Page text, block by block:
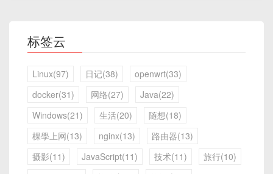
标签云
Linux(97) 日记(38)
openwrt(33)
docker(31)
网络(27)
Java(22)
Windows(21)
生活(20)
随想(18)
棵學上网(13)
nginx(13)
路由器(13)
摄影(11)
JavaScript(11) 技术(11)
旅行(10)